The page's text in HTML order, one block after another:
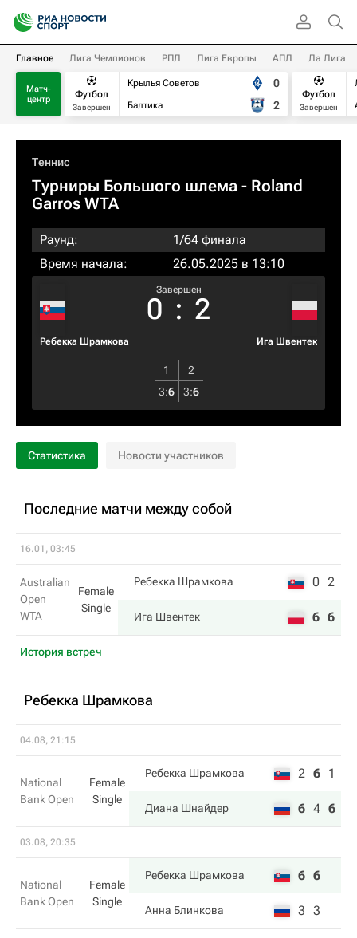
Главное Лига Чемпионов РПЛ Лига Европы АПЛ Ла Лига
Матч-
центр
Футбол
Завершен
Крылья Советов
Балтика
0
2
Футбол
Завершен
Теннис
Турниры Большого шлема - Roland
Garros WTA
Раунд:
1/64 финала
Время начала:
26.05.2025 в 13:10
Ребекка Шрамкова
Завершен
0 : 2
Ига Швентек
1
2
3:6 3:6
Статистика Новости участников
Последние матчи между собой
16.01, 03:45
Australian
Open
WTA
Female
Single
Ребекка Шрамкова 0 2
Ига Швентек 6 6
История встреч
Ребекка Шрамкова
04.08, 21:15
National
Bank Open
Female
Single
Ребекка Шрамкова 2 6 1
Диана Шнайдер 6 4 6
03.08, 20:35
National
Bank Open
Female
Single
Ребекка Шрамкова 6 6
Анна Блинкова 3 3